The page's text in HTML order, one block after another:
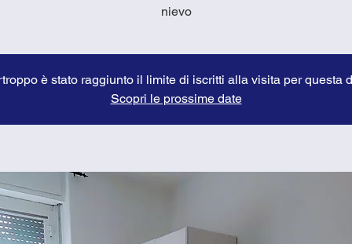
nievo
è stato raggiunto il limite di iscritti alla visita per questa
Scopri le prossime date